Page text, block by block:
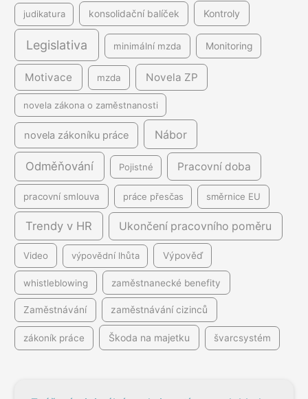
judikatura konsolidační balíček Kontroly
Legislativa minimální mzda Monitoring
Motivace mzda Novela ZP
novela zákona o zaměstnanosti
novela zákoníku práce Nábor
Odměňování Pojistné Pracovní doba
pracovní smlouva práce přesčas směrnice EU
Trendy v HR Ukončení pracovního poměru
Video výpovědní lhůta Výpověď
whistleblowing zaměstnanecké benefity
Zaměstnávání zaměstnávání cizinců
zákoník práce Škoda na majetku švarcsystém